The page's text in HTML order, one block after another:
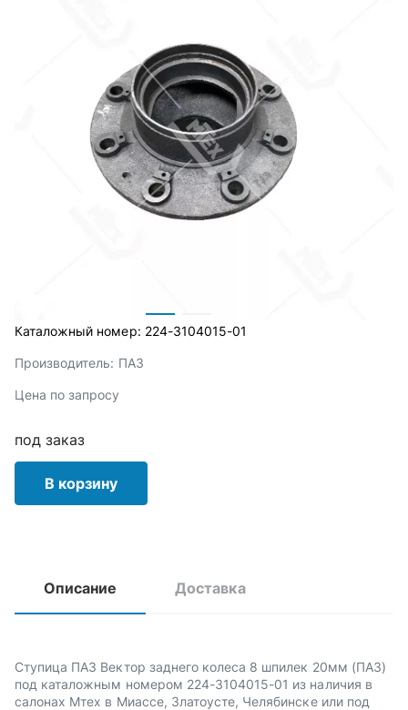
Каталожный номер: 224-3104015-01
Производитель: ПАЗ
Цена по запросу
под заказ
В корзину
Описание Доставка
Ступица ПАЗ Вектор заднего колеса 8 шпилек 20мм (ПАЗ)
под каталожным номером 224-3104015-01 из наличия в
салонах Мтех в Миассе, Златоусте, Челябинске или под